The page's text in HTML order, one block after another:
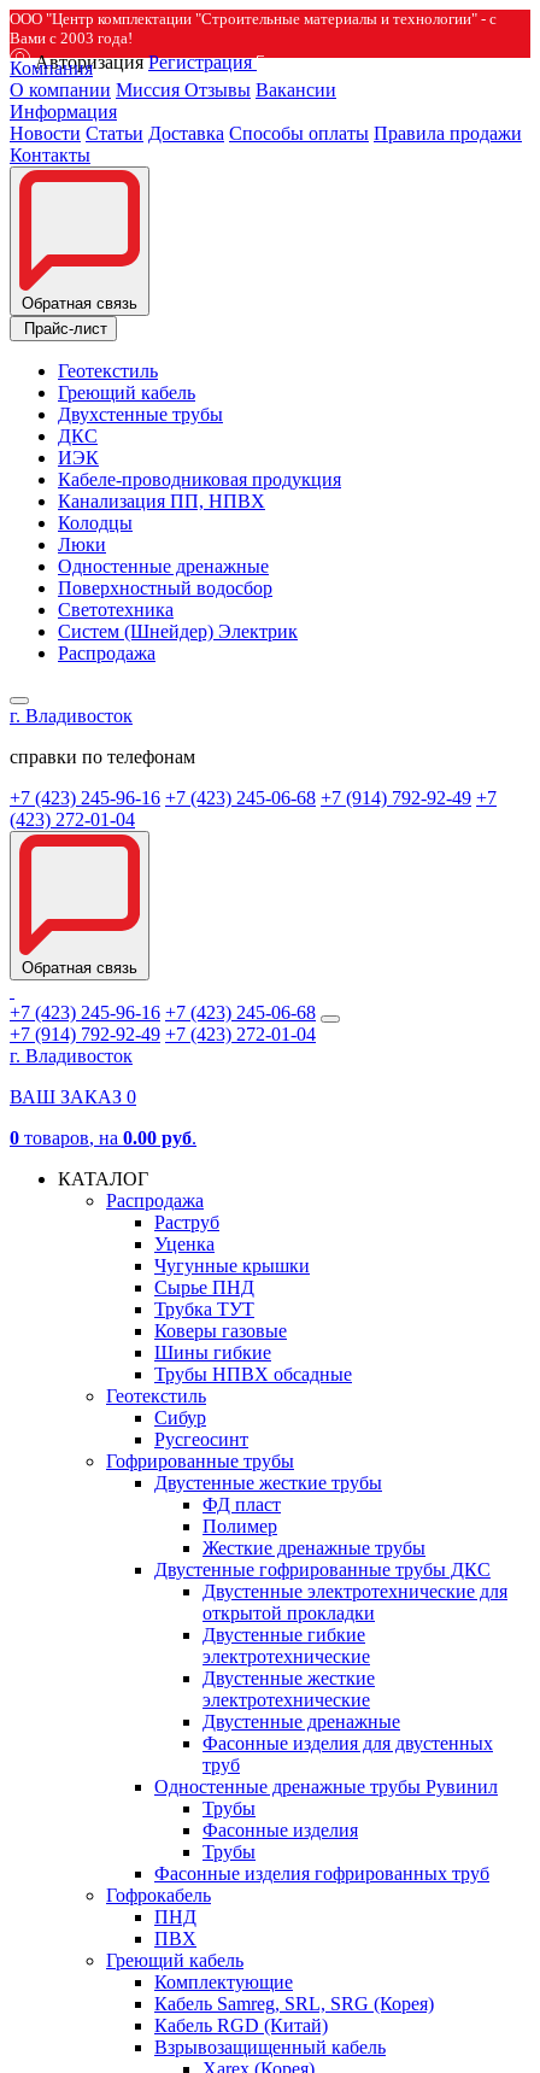
ООО "Центр комплектации "Строительные материалы и технологии" - с
Вами с 2003 года!
Авторизация Регистрация
Компания
О компании Миссия Отзывы Вакансии
Информация
Новости Статьи Доставка Способы оплаты Правила продажи
Контакты
Обратная связь
Прайс-лист
Геотекстиль
Греющий кабель
Двухстенные трубы
ДКС
ИЭК
Кабеле-проводниковая продукция
Канализация ПП, НПВХ
Колодцы
Люки
Одностенные дренажные
Поверхностный водосбор
Светотехника
Систем (Шнейдер) Электрик
Распродажа
г. Владивосток
справки по телефонам
+7 (423) 245-96-16 +7 (423) 245-06-68 +7 (914) 792-92-49 +7
(423) 272-01-04
Обратная связь
+7 (423) 245-96-16 +7 (423) 245-06-68
+7 (914) 792-92-49 +7 (423) 272-01-04
г. Владивосток
ВАШ ЗАКАЗ 0
0 товаров, на 0.00 руб.
КАТАЛОГ
Распродажа
Раструб
Уценка
Чугунные крышки
Сырье ПНД
Трубка ТУТ
Коверы газовые
Шины гибкие
Трубы НПВХ обсадные
Геотекстиль
Сибур
Русгеосинт
Гофрированные трубы
Двустенные жесткие трубы
ФД пласт
Полимер
Жесткие дренажные трубы
Двустенные гофрированные трубы ДКС
Двустенные электротехнические для
открытой прокладки
Двустенные гибкие
электротехнические
Двустенные жесткие
электротехнические
Двустенные дренажные
Фасонные изделия для двустенных
труб
Одностенные дренажные трубы Рувинил
Трубы
Фасонные изделия
Трубы
Фасонные изделия гофрированных труб
Гофрокабель
ПНД
ПВХ
Греющий кабель
Комплектующие
Кабель Samreg, SRL, SRG (Корея)
Кабель RGD (Китай)
Взрывозащищенный кабель
Xarex (Корея)